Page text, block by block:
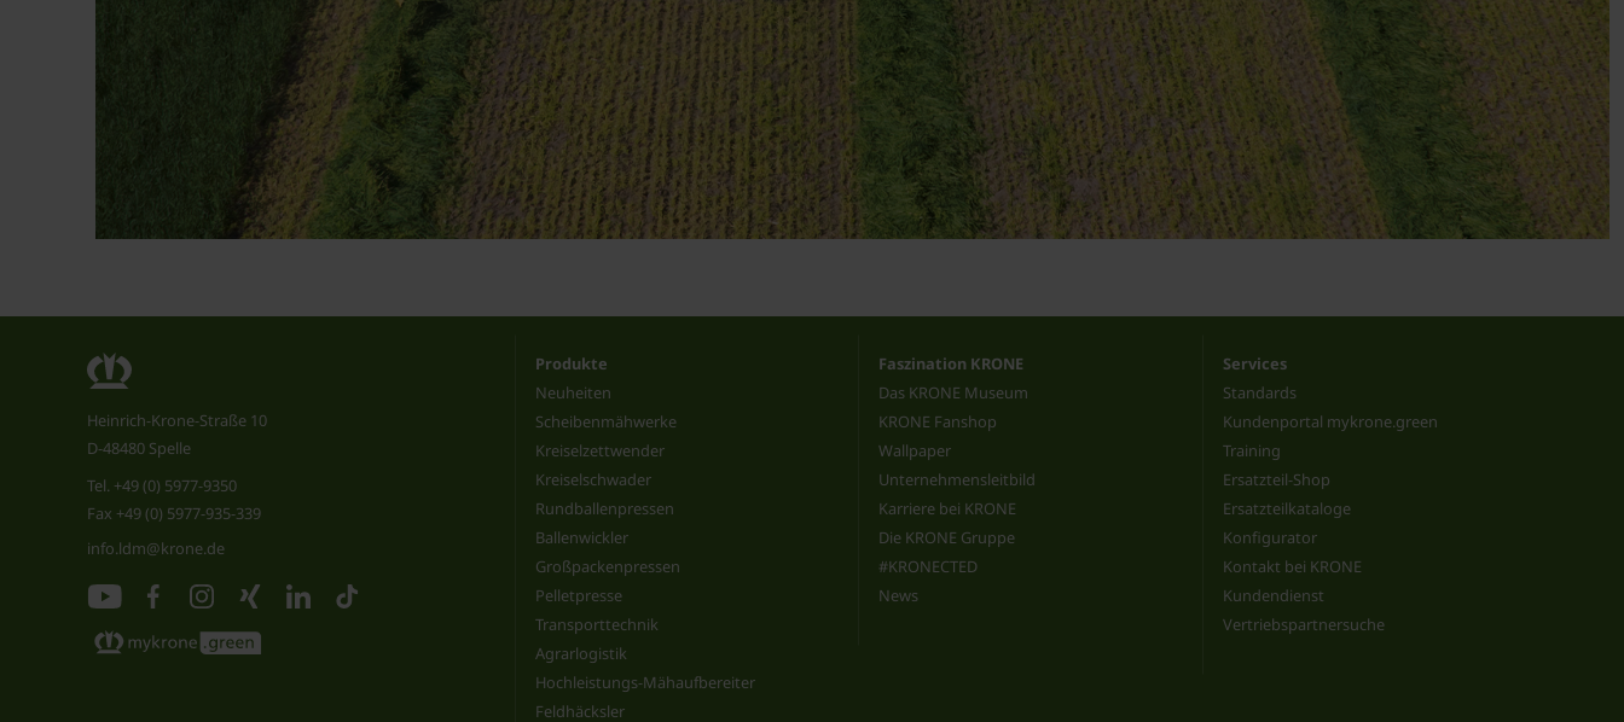
Heinrich-Krone-Straße 10
D-48480 Spelle
Tel. +49 (0) 5977-9350
Fax +49 (0) 5977-935-339
info.ldm@krone.de
Produkte
Neuheiten
Scheibenmähwerke
Kreiselzettwender
Kreiselschwader
Rundballenpressen
Ballenwickler
Großpackenpressen
Pelletpresse
Transporttechnik
Agrarlogistik
Hochleistungs-Mähaufbereiter
Feldhäcksler
Faszination KRONE
Das KRONE Museum
KRONE Fanshop
Wallpaper
Unternehmensleitbild
Karriere bei KRONE
Die KRONE Gruppe
#KRONECTED
News
Services
Standards
Kundenportal mykrone.green
Training
Ersatzteil-Shop
Ersatzteilkataloge
Konfigurator
Kontakt bei KRONE
Kundendienst
Vertriebspartnersuche